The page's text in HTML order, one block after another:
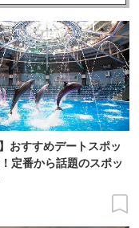
】おすすめデートスポッ
定番から話題のスポッ